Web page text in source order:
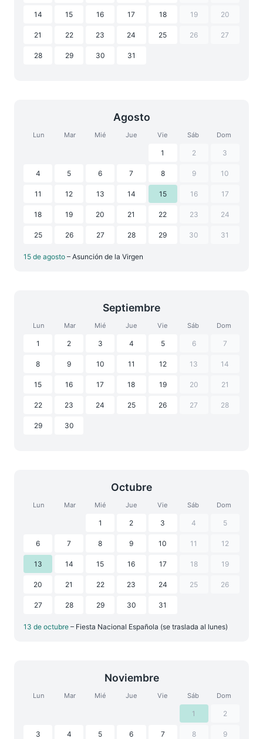
14 15 16 17 18 19 20
21 22 23 24 25 26 27
28 29 30 31
Agosto
Lun Mar Mié Jue Vie Sáb Dom
1 2 3
4 5 6 7 8 9 10
11 12 13 14 15 16 17
18 19 20 21 22 23 24
25 26 27 28 29 30 31
15 de agosto – Asunción de la Virgen
Septiembre
Lun Mar Mié Jue Vie Sáb Dom
1 2 3 4 5 6 7
8 9 10 11 12 13 14
15 16 17 18 19 20 21
22 23 24 25 26 27 28
29 30
Octubre
Lun Mar Mié Jue Vie Sáb Dom
1 2 3 4 5
6 7 8 9 10 11 12
13 14 15 16 17 18 19
20 21 22 23 24 25 26
27 28 29 30 31
13 de octubre – Fiesta Nacional Española (se traslada al lunes)
Noviembre
Lun Mar Mié Jue Vie Sáb Dom
1 2
3 4 5 6 7 8 9